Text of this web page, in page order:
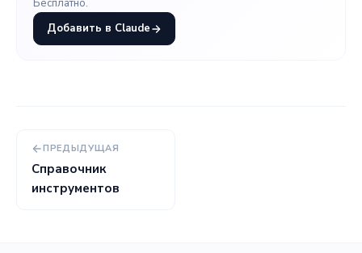
Бесплатно.
Добавить в Claude
ПРЕДЫДУЩАЯ
Справочник
инструментов